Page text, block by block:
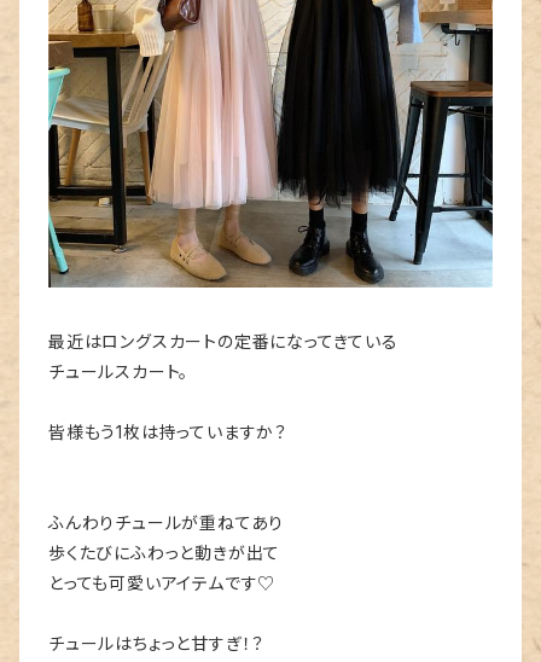
最近はロングスカートの定番になってきている
チュールスカート。
皆様もう1枚は持っていますか？
ふんわりチュールが重ねてあり
歩くたびにふわっと動きが出て
とっても可愛いアイテムです♡
チュールはちょっと甘すぎ！？